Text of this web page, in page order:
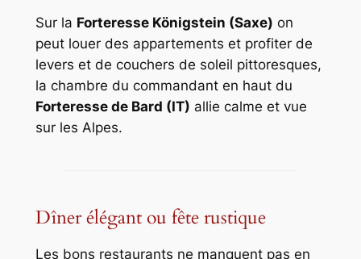
Sur la Forteresse Königstein (Saxe) on
peut louer des appartements et profiter de
levers et de couchers de soleil pittoresques,
la chambre du commandant en haut du
Forteresse de Bard (IT) allie calme et vue
sur les Alpes.
Dîner élégant ou fête rustique
Les bons restaurants ne manquent pas en